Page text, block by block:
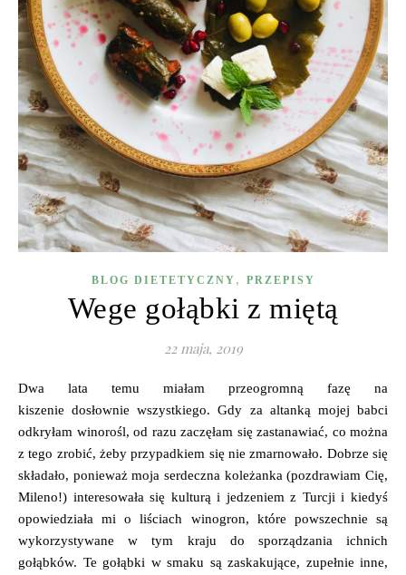
BLOG DIETETYCZNY , PRZEPISY
Wege gołąbki z miętą
22 maja, 2019
Dwa lata temu miałam przeogromną fazę na
kiszenie dosłownie wszystkiego. Gdy za altanką mojej babci
odkryłam winorośl, od razu zaczęłam się zastanawiać, co można
z tego zrobić, żeby przypadkiem się nie zmarnowało. Dobrze się
składało, ponieważ moja serdeczna koleżanka (pozdrawiam Cię,
Mileno!) interesowała się kulturą i jedzeniem z Turcji i kiedyś
opowiedziała mi o liściach winogron, które powszechnie są
wykorzystywane w tym kraju do sporządzania ichnich
gołąbków. Te gołąbki w smaku są zaskakujące, zupełnie inne,